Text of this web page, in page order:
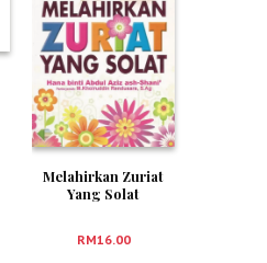
Melahirkan Zuriat
Yang Solat
RM16.00